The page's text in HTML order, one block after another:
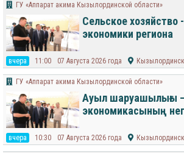
ГУ «Аппарат акима Кызылординской области»
Сельское хозяйство
экономики региона
вчера 11:00 07 Августа 2026 года
ГУ «Аппарат акима Кызылординской области»
Ауыл шаруашылығы
экономикасының
вчера 10:30 07 Августа 2026 года